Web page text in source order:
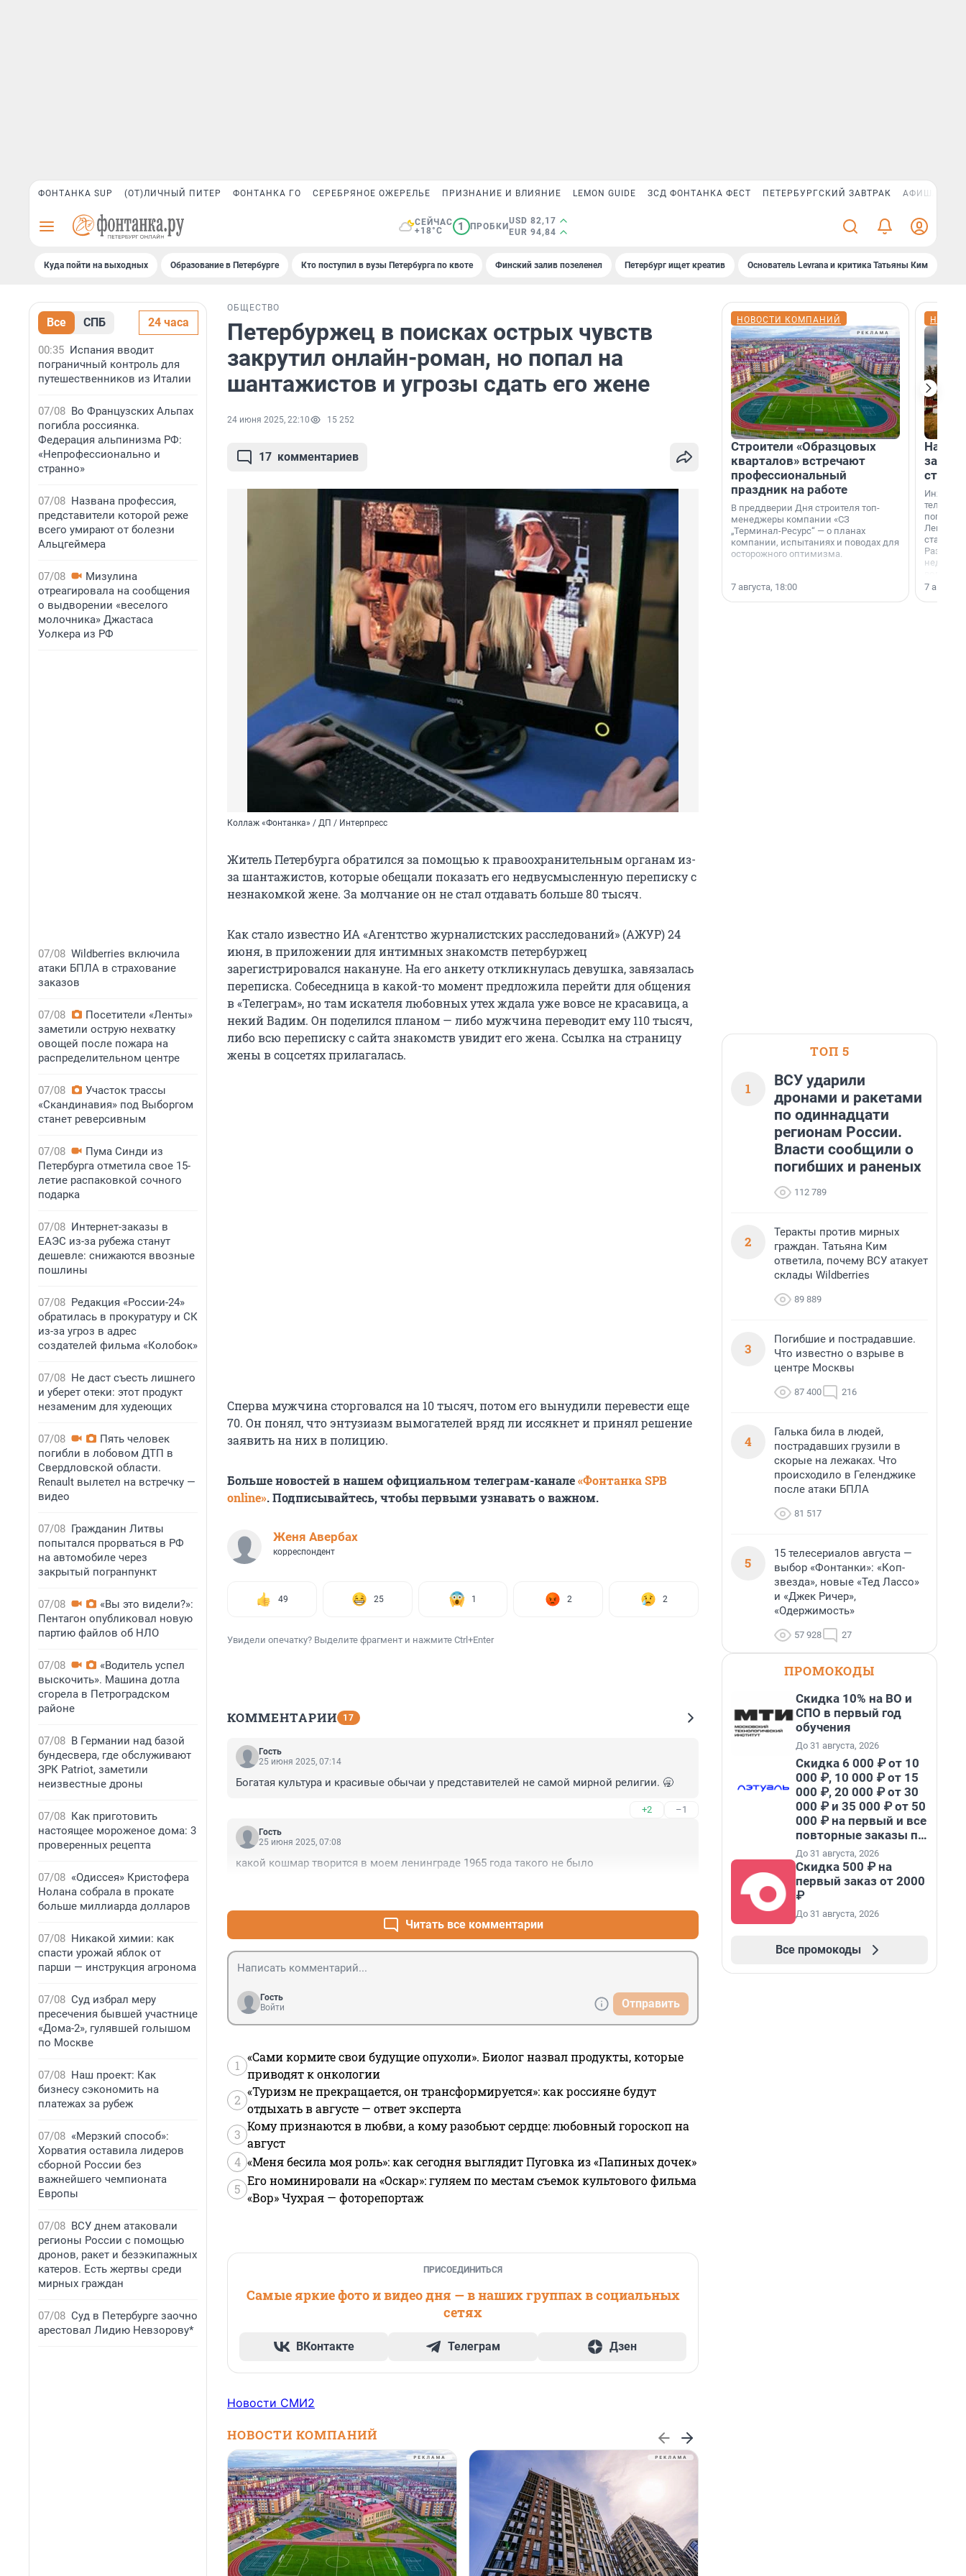
ФОНТАНКА SUP (ОТ)ЛИЧНЫЙ ПИТЕР ФОНТАНКА ГО СЕРЕБРЯНОЕ ОЖЕРЕЛЬЕ ПРИЗНАНИЕ И ВЛИЯНИЕ LEMON GUIDE ЗСД ФОНТАНКА ФЕСТ ПЕТЕРБУРГСКИЙ ЗАВТРАК АФИША PLUS
СЕЙЧАС
+18°C
1 ПРОБКИ
USD 82,17
EUR 94,84
Куда пойти на выходных Образование в Петербурге Кто поступил в вузы Петербурга по квоте Финский залив позеленел Петербург ищет креатив Основатель Levrana и критика Татьяны Ким
Все СПБ 24 часа
00:35 Испания вводит
пограничный контроль для
путешественников из Италии
07/08 Во Французских Альпах
погибла россиянка.
Федерация альпинизма РФ:
«Непрофессионально и
странно»
07/08 Названа профессия,
представители которой реже
всего умирают от болезни
Альцгеймера
07/08
Мизулина
отреагировала на сообщения
о выдворении «веселого
молочника» Джастаса
Уолкера из РФ
07/08 Wildberries включила
атаки БПЛА в страхование
заказов
07/08
Посетители «Ленты»
заметили острую нехватку
овощей после пожара на
распределительном центре
07/08
Участок трассы
«Скандинавия» под Выборгом
станет реверсивным
07/08
Пума Синди из
Петербурга отметила свое 15-
летие распаковкой сочного
подарка
07/08 Интернет-заказы в
ЕАЭС из-за рубежа станут
дешевле: снижаются ввозные
пошлины
07/08 Редакция «России-24»
обратилась в прокуратуру и СК
из-за угроз в адрес
создателей фильма «Колобок»
07/08 Не даст съесть лишнего
и уберет отеки: этот продукт
незаменим для худеющих
07/08
Пять человек
погибли в лобовом ДТП в
Свердловской области.
Renault вылетел на встречку —
видео
07/08 Гражданин Литвы
попытался прорваться в РФ
на автомобиле через
закрытый погранпункт
07/08
«Вы это видели?»:
Пентагон опубликовал новую
партию файлов об НЛО
07/08
«Водитель успел
выскочить». Машина дотла
сгорела в Петроградском
районе
07/08 В Германии над базой
бундесвера, где обслуживают
ЗРК Patriot, заметили
неизвестные дроны
07/08 Как приготовить
настоящее мороженое дома: 3
проверенных рецепта
07/08 «Одиссея» Кристофера
Нолана собрала в прокате
больше миллиарда долларов
07/08 Никакой химии: как
спасти урожай яблок от
парши — инструкция агронома
07/08 Суд избрал меру
пресечения бывшей участнице
«Дома-2», гулявшей голышом
по Москве
07/08 Наш проект: Как
бизнесу сэкономить на
платежах за рубеж
07/08 «Мерзкий способ»:
Хорватия оставила лидеров
сборной России без
важнейшего чемпионата
Европы
07/08 ВСУ днем атаковали
регионы России с помощью
дронов, ракет и безэкипажных
катеров. Есть жертвы среди
мирных граждан
07/08 Суд в Петербурге заочно
арестовал Лидию Невзорову*
ОБЩЕСТВО
Петербуржец в поисках острых чувств
закрутил онлайн-роман, но попал на
шантажистов и угрозы сдать его жене
24 июня 2025, 22:10 15 252
17 комментариев
Коллаж «Фонтанка» / ДП / Интерпресс
Житель Петербурга обратился за помощью к правоохранительным органам из-
за шантажистов, которые обещали показать его недвусмысленную переписку с
незнакомкой жене. За молчание он не стал отдавать больше80 тысяч.
Как стало известно ИА «Агентство журналистских расследований» (АЖУР) 24
июня, в приложении для интимных знакомств петербуржец
зарегистрировался накануне. На его анкету откликнулась девушка, завязалась
переписка. Собеседница в какой-то момент предложила перейти для общения
в «Телеграм», но там искателя любовных утех ждала уже вовсе не красавица, а
некий Вадим. Он поделился планом — либо мужчина переводит ему 110 тысяч,
либо всю переписку с сайта знакомств увидит его жена. Ссылка на страницу
жены в соцсетях прилагалась.
Сперва мужчина сторговался на 10 тысяч, потом его вынудили перевести еще
70. Он понял, что энтузиазм вымогателей вряд ли иссякнет и принял решение
заявить на них в полицию.
Больше новостей в нашем официальном телеграм-канале«Фонтанка SPB
online». Подписывайтесь, чтобы первыми узнавать о важном.
Женя Авербах
корреспондент
49 25 1 2 2
Увидели опечатку? Выделите фрагмент и нажмите Ctrl+Enter
КОММЕНТАРИИ 17
Гость
25 июня 2025, 07:14
Богатая культура и красивые обычаи у представителей не самой мирной религии. 🥱
+2 –1
Гость
25 июня 2025, 07:08
какой кошмар творится в моем ленинграде 1965 года такого не было
Читать все комментарии
Гость
Войти
Отправить
1
«Сами кормите свои будущие опухоли». Биолог назвал продукты, которые
приводят к онкологии
2
«Туризм не прекращается, он трансформируется»: как россияне будут
отдыхать в августе — ответ эксперта
3
Кому признаются в любви, а кому разобьют сердце: любовный гороскоп на
август
4 «Меня бесила моя роль»: как сегодня выглядит Пуговка из «Папиных дочек»
5
Его номинировали на «Оскар»: гуляем по местам съемок культового фильма
«Вор» Чухрая — фоторепортаж
ПРИСОЕДИНИТЬСЯ
Самые яркие фото и видео дня — в наших группах в социальных
сетях
ВКонтакте Телеграм Дзен
Новости СМИ2
НОВОСТИ КОМПАНИЙ
НОВОСТИ КОМПАНИЙ
Строители «Образцовых
кварталов» встречают
профессиональный
праздник на работе
В преддверии Дня строителя топ-
менеджеры компании «СЗ
„Терминал-Ресурс“ — о планах
компании, испытаниях и поводах для
осторожного оптимизма.
7 августа, 18:00
На
станции
7
ТОП 5
1
ВСУ ударили
дронами и ракетами
по одиннадцати
регионам России.
Власти сообщили о
погибших и раненых
112 789
2
Теракты против мирных
граждан. Татьяна Ким
ответила, почему ВСУ атакует
склады Wildberries
89 889
3
Погибшие и пострадавшие.
Что известно о взрыве в
центре Москвы
87 400 216
4
Галька била в людей,
пострадавших грузили в
скорые на лежаках. Что
происходило в Геленджике
после атаки БПЛА
81 517
5
15 телесериалов августа —
выбор «Фонтанки»: «Коп-
звезда», новые «Тед Лассо»
и «Джек Ричер»,
«Одержимость»
57 928 27
ПРОМОКОДЫ
Скидка 10% на ВО и
СПО в первый год
обучения
До 31 августа, 2026
Скидка 6 000 ₽ от 10
000 ₽, 10 000 ₽ от 15
000 ₽, 20 000 ₽ от 30
000 ₽ и 35 000 ₽ от 50
000 ₽ на первый и все
повторные заказы по
промокоду НАБЕРИ
До 31 августа, 2026
Скидка 500 ₽ на
первый заказ от 2000
₽
До 31 августа, 2026
Все промокоды